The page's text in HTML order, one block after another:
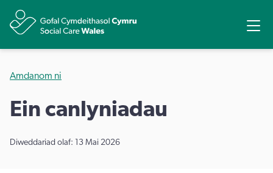
Amdanom ni
Ein canlyniadau
Diweddariad olaf: 13 Mai 2026